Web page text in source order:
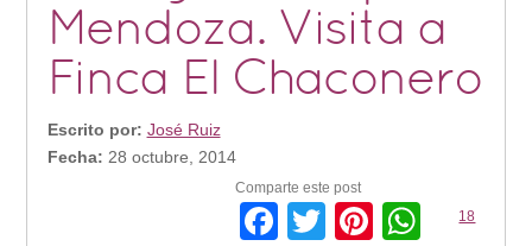
Mendoza. Visita a
Finca El Chaconero
Escrito por: José Ruiz
Fecha: 28 octubre, 2014
Comparte este post
Facebook
TwitterPinterest
18